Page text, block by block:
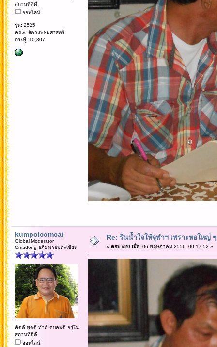
สถานที่ดีดี
ออฟไลน์
รุ่น: 2525
คณะ: สัตวแพทยศาสตร์
กระทู้: 10,307
kumpolcomcai
Global Moderator
Cmadong อภิมหาอมตะเซียน
คิดดี พูดดี ทำดี คบคนดี อยู่ใน
สถานที่ดีดี
ออฟไลน์
Re: รินน้ำใจให้จุฬาฯ เพราะหอใหญ่่
« ตอบ #20 เมื่อ:06 พฤษภาคม 2556, 00:17:52 »